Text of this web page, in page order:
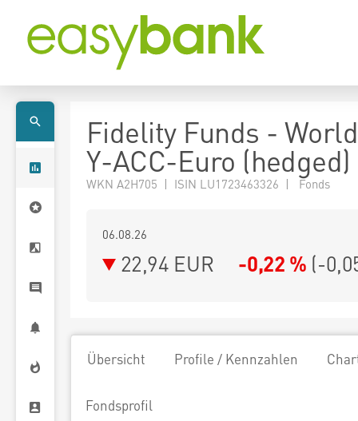
Fidelity Funds -
Y-ACC-Euro (hedged)
WKN A2H705 | ISIN LU1723463326 | Fonds
06.08.26
22,94 EUR -0,22 % (-
Übersicht Profile / Kennzahlen
Fondsprofil